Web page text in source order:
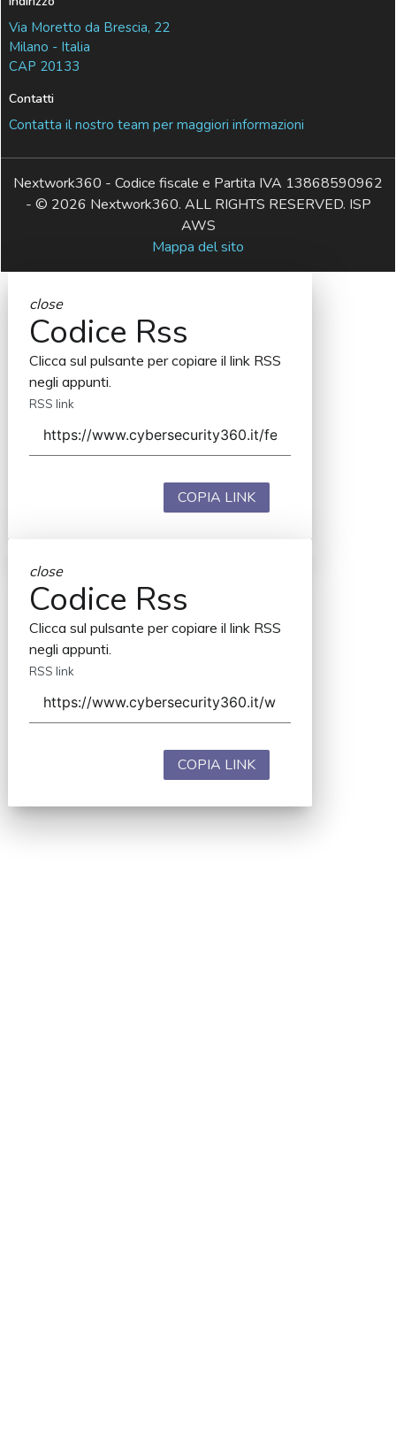
Via Moretto da Brescia, 22
Milano - Italia
CAP 20133
Contatti
Contatta il nostro team per maggiori informazioni
Nextwork360 - Codice fiscale e Partita IVA 13868590962
- © 2026 Nextwork360. ALL RIGHTS RESERVED. ISP
AWS
Mappa del sito
close
Codice Rss
Clicca sul pulsante per copiare il link RSS
negli appunti.
RSS link
COPIA LINK
close
Codice Rss
Clicca sul pulsante per copiare il link RSS
negli appunti.
RSS link
COPIA LINK